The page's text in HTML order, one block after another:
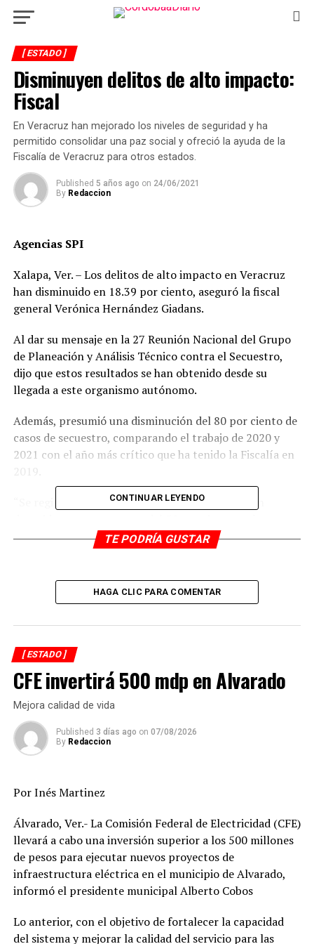
[ ESTADO ]
Disminuyen delitos de alto impacto:
Fiscal
En Veracruz han mejorado los niveles de seguridad y ha
permitido consolidar una paz social y ofreció la ayuda de la
Fiscalía de Veracruz para otros estados.
Published 5 años ago on 24/06/2021
By Redaccion
Agencias SPI
Xalapa, Ver. – Los delitos de alto impacto en Veracruz
han disminuido en 18.39 por ciento, aseguró la fiscal
general Verónica Hernández Giadans.
Al dar su mensaje en la 27 Reunión Nacional del Grupo
de Planeación y Análisis Técnico contra el Secuestro,
dijo que estos resultados se han obtenido desde su
llegada a este organismo autónomo.
Además, presumió una disminución del 80 por ciento de
casos de secuestro, comparando el trabajo de 2020 y
2021 con el año más crítico que ha tenido la Fiscalía en
“Se registró un incremento del 112 por ciento en
detención de bandas y del 165 por ciento en detenidos
por órdenes de aprehensión. Esto es producto del
que poco a poco ha permeado en todo el personal. Sin
simulaciones y dispuestos a coordinarnos y a trabajar en
Aseguró que en Veracruz han mejorado los niveles de
seguridad y ha permitido consolidar una paz social y
ofreció la ayuda de la Fiscalía de Veracruz para otros
estados.
“Si estos resultados pueden servir como referente a
otros estados, en la Fiscalía estamos en la mejor
Añadió que están obligados a identificar las áreas de
oportunidad que los acerquen a conseguir el objetivo
nacional que es erradicar este delito.
“No es tarea fácil y aislados no lo conseguiremos pero es
altamente esperanzador que estaos por lograrlo. Lo que
estamos haciendo en Veracruz es profundizar la
afecte el principio de autonomía de la Fiscalía”.
CONTINUAR LEYENDO
TE PODRÍA GUSTAR
HAGA CLIC PARA COMENTAR
[ ESTADO ]
CFE invertirá 500 mdp en Alvarado
Mejora calidad de vida
Published 3 días ago on 07/08/2026
By Redaccion
Por Inés Martinez
Álvarado, Ver.- La Comisión Federal de Electricidad (CFE)
llevará a cabo una inversión superior a los 500 millones
de pesos para ejecutar nuevos proyectos de
infraestructura eléctrica en el municipio de Alvarado,
informó el presidente municipal Alberto Cobos
Lo anterior, con el objetivo de fortalecer la capacidad
del sistema y mejorar la calidad del servicio para las